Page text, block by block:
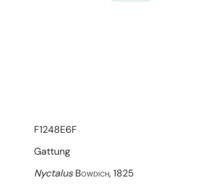
F1248E6F
Gattung
Nyctalus Bowdich, 1825